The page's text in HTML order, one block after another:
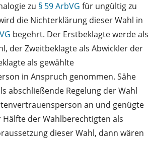
zu § 59 ArbVG für ungültig zu
die Nichterklärung dieser Wahl in
begehrt. Der Erstbeklagte werde als
der Zweitbeklagte als Abwickler der
als gewählte
in Anspruch genommen. Sähe
abschließende Regelung der Wahl
an und genügte
Hälfte der Wahlberechtigten als
dieser Wahl, dann wären